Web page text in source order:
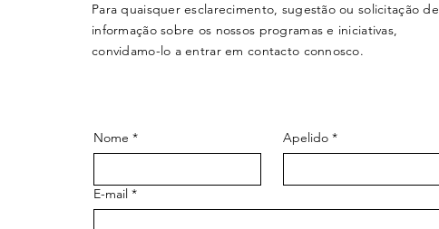
Para quaisquer esclarecimento, sugestão ou solicitação de
informação sobre os nossos programas e iniciativas,
convidamo-lo a entrar em contacto connosco.
Nome * Apelido *
E-mail *